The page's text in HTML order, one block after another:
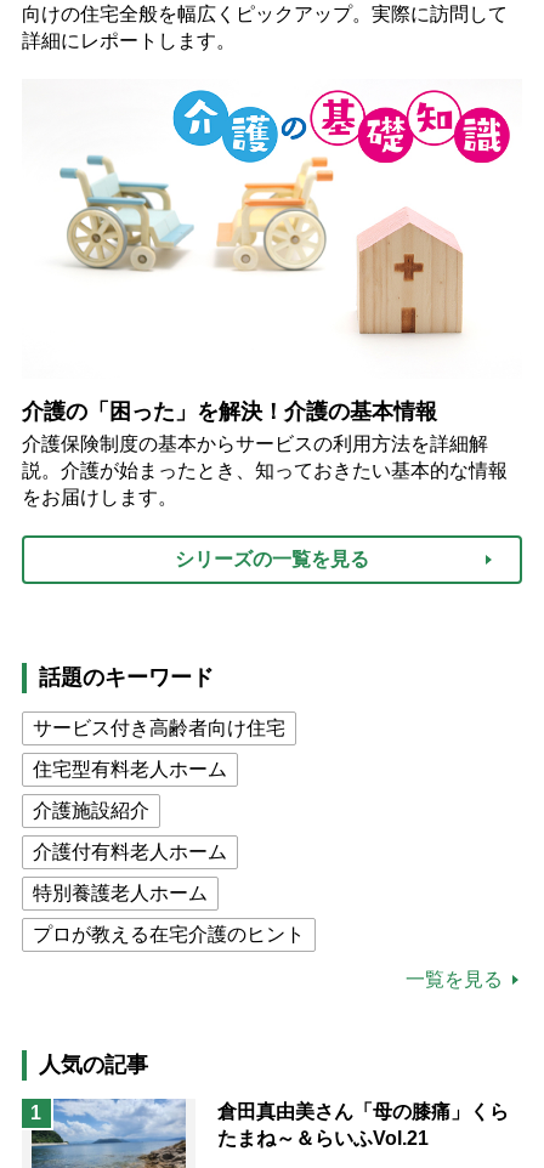
向けの住宅全般を幅広くピックアップ。実際に訪問して
詳細にレポートします。
介護の「困った」を解決！介護の基本情報
介護保険制度の基本からサービスの利用方法を詳細解
説。介護が始まったとき、知っておきたい基本的な情報
をお届けします。
シリーズの一覧を見る
話題のキーワード
サービス付き高齢者向け住宅
住宅型有料老人ホーム
介護施設紹介
介護付有料老人ホーム
特別養護老人ホーム
プロが教える在宅介護のヒント
猫が母になつきません
息子の遠距離介護サバイバル術
兄がボケました
便利なサービス
一覧を見る
人気の記事
1
倉田真由美さん「母の膝痛」くら
たまね～＆らいふVol.21